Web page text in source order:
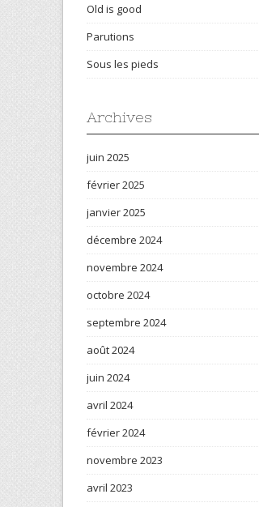
Old is good
Parutions
Sous les pieds
Archives
juin 2025
février 2025
janvier 2025
décembre 2024
novembre 2024
octobre 2024
septembre 2024
août 2024
juin 2024
avril 2024
février 2024
novembre 2023
avril 2023